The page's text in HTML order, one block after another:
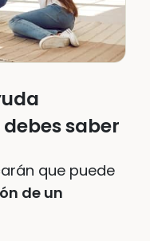
saber
que puede
de un